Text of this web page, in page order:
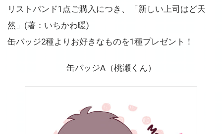
リストバンド1点ご購入につき、「新しい上司はど天
然」(著：いちかわ暖)
缶バッジ2種よりお好きなものを1種プレゼント！
缶バッジA（桃瀬くん）